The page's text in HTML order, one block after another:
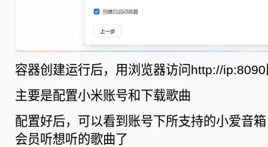
容器创建运行后，用浏览器访问http://
主要是配置小米账号和下载歌曲
配置好后，可以看到账号下所支持的小爱音
会员听想听的歌曲了